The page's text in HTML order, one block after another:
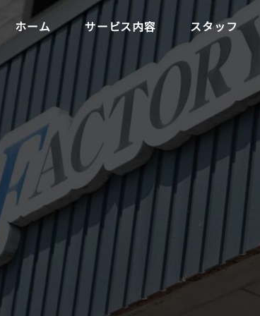
ホーム サービス内容 スタッフ